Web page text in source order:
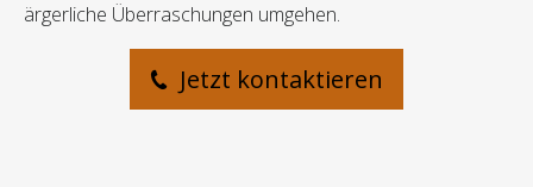
ärgerliche Überraschungen umgehen.
Jetzt kontaktieren